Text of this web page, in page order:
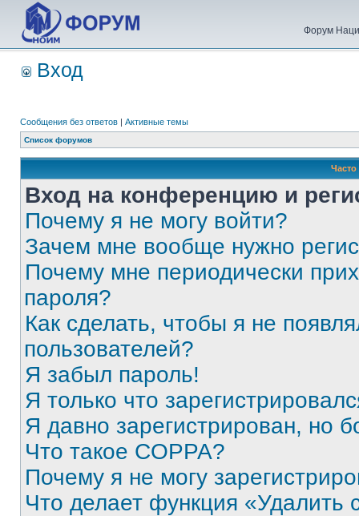
Форум
Вход
Сообщения без ответов | Активные темы
Список форумов
Вход на конференцию и
Почему я не могу войти?
Зачем мне вообще нужно
Почему мне периодически
пароля?
Как сделать, чтобы я не
пользователей?
Я забыл пароль!
Я только что
Я давно зарегистрирован, но
Что такое COPPA?
Почему я не могу
Что делает функция «Удалить